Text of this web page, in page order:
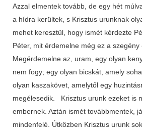
Azzal elmentek tovább, de egy hét
a hídra kerültek, s Krisztus urunknak
mehet keresztül, hogy ismét kérdezte
Péter, mit érdemelne még ez a
Megérdemelne az, uram, egy olyan
nem fogy; egy olyan bicskát, amely
olyan kaszakövet, amelytől egy
megélesedik. Krisztus urunk ezeket is
embernek. Aztán ismét továbbmentek,
mindenfelé. Útközben Krisztus urunk